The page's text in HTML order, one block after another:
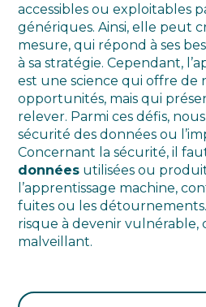
accessibles ou exploitables
génériques. Ainsi, elle peut
mesure, qui répond à ses
à sa stratégie. Cependant,
est une science qui offre de
opportunités, mais qui
relever. Parmi ces défis,
sécurité des données ou
Concernant la sécurité, il
données utilisées ou
l’apprentissage machine,
fuites ou les
risque à devenir vulnérable,
malveillant.